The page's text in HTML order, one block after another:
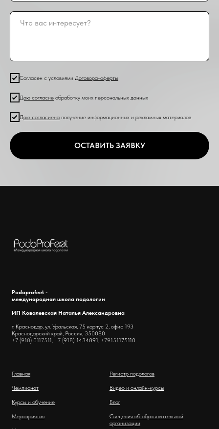
Согласен с условиями Договора-оферты
Даю согласие обработку моих персональных данных
Даю согласиена получение информационных и рекламных материалов
ОСТАВИТЬ ЗАЯВКУ
Podoprofeet -
международная школа подологии
ИП Ковалевская Наталья Александровна
г. Краснодар, ул. Уральская, 75 корпус 2, офис 193
Краснодарский край, Россия, 350080
+7 (918) 0117511, +7 (918) 1434891, +79151175110
Главная
Чемпионат
Курсы и обучение
Мероприятия
Регистр подологов
Видео и онлайн-курсы
Блог
Сведения об образовательной
организации